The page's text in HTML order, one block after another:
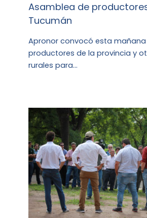
Asamblea de
Tucumán
Apronor convocó esta mañana
productores de la provincia y
rurales para…